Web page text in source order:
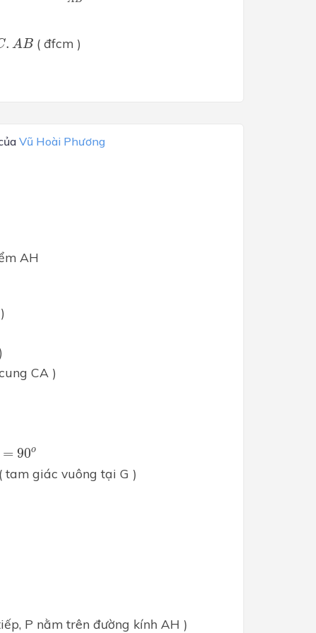
. AB ( đfcm )
Vũ Hoài Phương
AH
CA )
= 90o
tam giác vuông tại G )
P nằm trên đường kính AH )